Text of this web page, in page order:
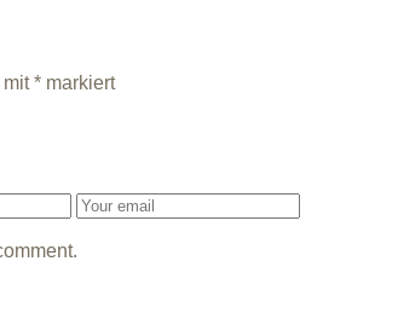
mit* markiert